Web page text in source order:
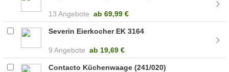
13 Angebote ab 69,99 €
Severin Eierkocher EK 3164
9 Angebote ab 19,69 €
Contacto Küchenwaage (241/020)